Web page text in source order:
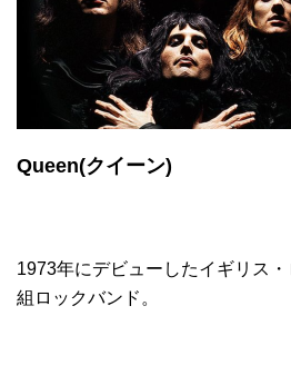
Queen(クイーン)
1973年にデビューしたイギリス
組ロックバンド。